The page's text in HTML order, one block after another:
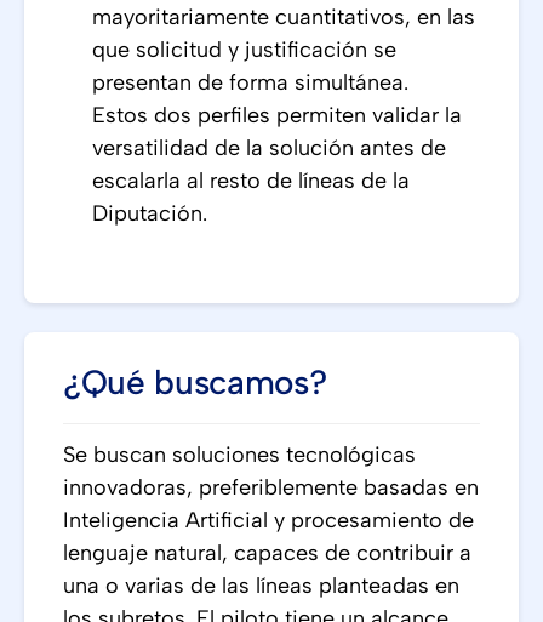
mayoritariamente cuantitativos, en las
que solicitud y justificación se
presentan de forma simultánea.
Estos dos perfiles permiten validar la
versatilidad de la solución antes de
escalarla al resto de líneas de la
Diputación.
¿Qué buscamos?
Se buscan soluciones tecnológicas
innovadoras, preferiblemente basadas en
Inteligencia Artificial y procesamiento de
lenguaje natural, capaces de contribuir a
una o varias de las líneas planteadas en